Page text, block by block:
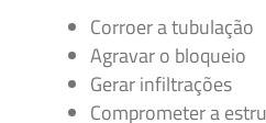
Corroer a tubulação
Agravar o bloqueio
Gerar infiltrações
Comprometer a